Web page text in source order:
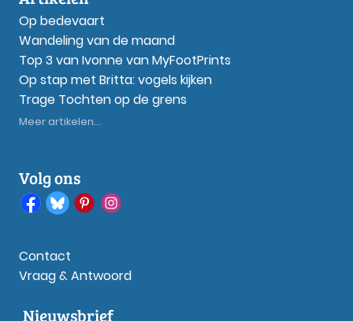
Op bedevaart
Wandeling van de maand
Top 3 van Ivonne van MyFootPrints
Op stap met Britta: vogels kijken
Trage Tochten op de grens
Meer artikelen...
Volg ons
Contact
Vraag & Antwoord
Nieuwsbrief